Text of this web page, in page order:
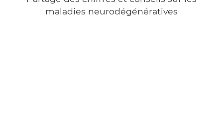
maladies neurodégénératives